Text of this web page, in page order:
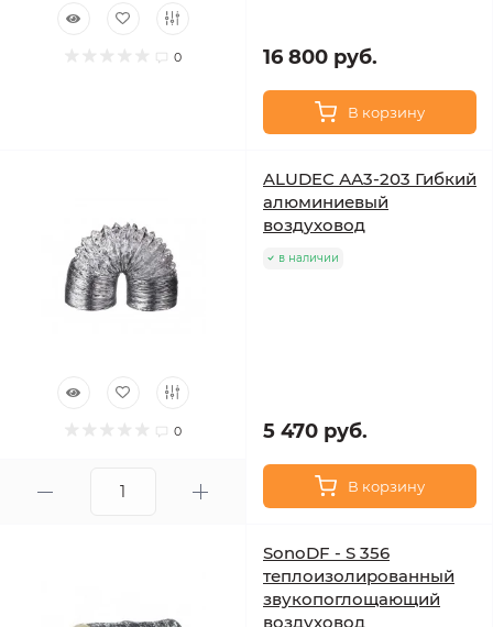
0 16 800 руб.
В корзину
0
ALUDEC АА3-203 Гибкий
алюминиевый
воздуховод
в наличии
5 470 руб.
В корзину
SonoDF - S 356
теплоизолированный
звукопоглощающий
воздуховод